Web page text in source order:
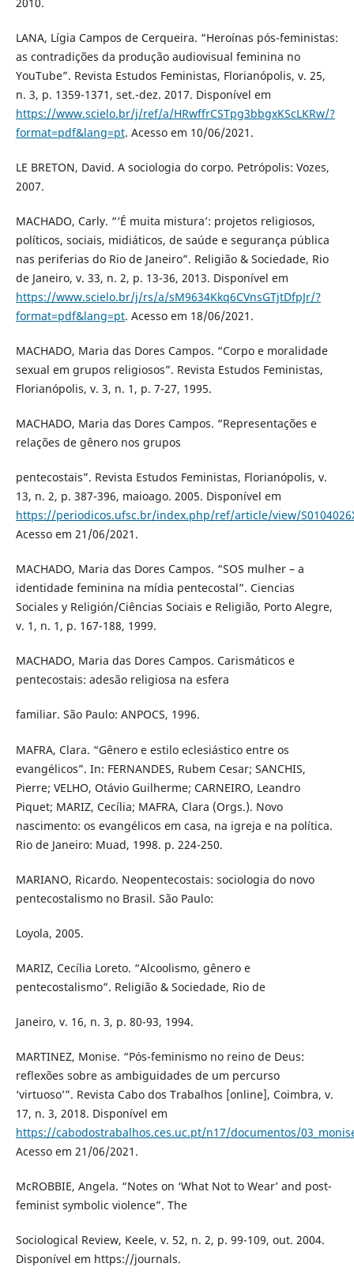
2010.
LANA, Lígia Campos de Cerqueira. “Heroínas pós-feministas:
as contradições da produção audiovisual feminina no
YouTube”. Revista Estudos Feministas, Florianópolis, v. 25,
n. 3, p. 1359-1371, set.-dez. 2017. Disponível em
https://www.scielo.br/j/ref/a/HRwffrCSTpg3bbgxKScLKRw/?
format=pdf&lang=pt. Acesso em 10/06/2021.
LE BRETON, David. A sociologia do corpo. Petrópolis: Vozes,
2007.
MACHADO, Carly. “‘É muita mistura’: projetos religiosos,
políticos, sociais, midiáticos, de saúde e segurança pública
nas periferias do Rio de Janeiro”. Religião & Sociedade, Rio
de Janeiro, v. 33, n. 2, p. 13-36, 2013. Disponível em
https://www.scielo.br/j/rs/a/sM9634Kkq6CVnsGTjtDfpJr/?
format=pdf&lang=pt. Acesso em 18/06/2021.
MACHADO, Maria das Dores Campos. “Corpo e moralidade
sexual em grupos religiosos”. Revista Estudos Feministas,
Florianópolis, v. 3, n. 1, p. 7-27, 1995.
MACHADO, Maria das Dores Campos. “Representações e
relações de gênero nos grupos
pentecostais”. Revista Estudos Feministas, Florianópolis, v.
13, n. 2, p. 387-396, maioago. 2005. Disponível em
https://periodicos.ufsc.br/index.php/ref/article/view/
Acesso em 21/06/2021.
MACHADO, Maria das Dores Campos. “SOS mulher – a
identidade feminina na mídia pentecostal”. Ciencias
Sociales y Religión/Ciências Sociais e Religião, Porto Alegre,
v. 1, n. 1, p. 167-188, 1999.
MACHADO, Maria das Dores Campos. Carismáticos e
pentecostais: adesão religiosa na esfera
familiar. São Paulo: ANPOCS, 1996.
MAFRA, Clara. “Gênero e estilo eclesiástico entre os
evangélicos”. In: FERNANDES, Rubem Cesar; SANCHIS,
Pierre; VELHO, Otávio Guilherme; CARNEIRO, Leandro
Piquet; MARIZ, Cecília; MAFRA, Clara (Orgs.). Novo
nascimento: os evangélicos em casa, na igreja e na política.
Rio de Janeiro: Muad, 1998. p. 224-250.
MARIANO, Ricardo. Neopentecostais: sociologia do novo
pentecostalismo no Brasil. São Paulo:
Loyola, 2005.
MARIZ, Cecília Loreto. “Alcoolismo, gênero e
pentecostalismo”. Religião & Sociedade, Rio de
Janeiro, v. 16, n. 3, p. 80-93, 1994.
MARTINEZ, Monise. “Pós-feminismo no reino de Deus:
reflexões sobre as ambiguidades de um percurso
‘virtuoso’”. Revista Cabo dos Trabalhos [online], Coimbra, v.
17, n. 3, 2018. Disponível em
https://cabodostrabalhos.ces.uc.pt/n17/documentos/
Acesso em 21/06/2021.
McROBBIE, Angela. “Notes on ‘What Not to Wear’ and post-
feminist symbolic violence”. The
Sociological Review, Keele, v. 52, n. 2, p. 99-109, out. 2004.
Disponível em https://journals.